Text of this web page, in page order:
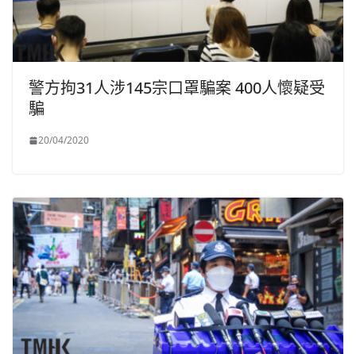
警方拘31人涉145宗口罩騙案 400人懷疑受
騙
20/04/2020